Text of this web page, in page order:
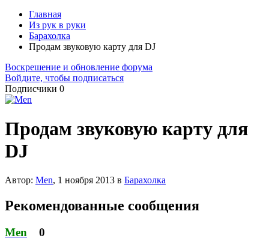
Главная
Из рук в руки
Барахолка
Продам звуковую карту для DJ
Воскрешение и обновление форума
Войдите, чтобы подписаться
Подписчики 0
Продам звуковую карту для
DJ
Автор: Men, 1 ноября 2013 в Барахолка
Рекомендованные сообщения
Men 0